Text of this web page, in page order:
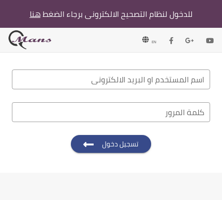
للدخول لنظام التصحيح الالكترونى برجاء الضغطهنا
EN
اسم المستخدم او البريد الالكتروني
كلمة المرور
تسجيل دخول